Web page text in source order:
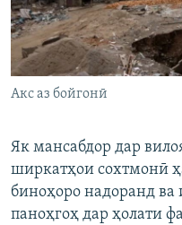
Акс аз бойгонӣ
Як мансабдор дар
ширкатҳои сохтмонӣ
биноҳоро надоранд
паноҳгоҳ дар ҳолати